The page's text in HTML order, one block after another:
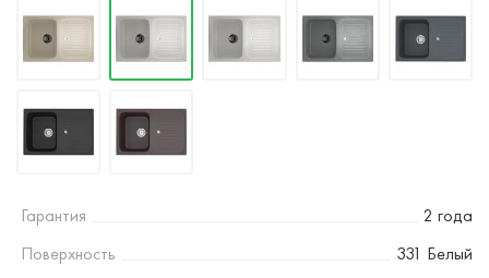
Гарантия
2 года
Поверхность
331 Белый